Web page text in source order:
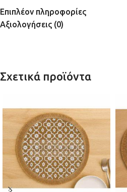
Επιπλέον πληροφορίες
Αξιολογήσεις (0)
Σχετικά προϊόντα